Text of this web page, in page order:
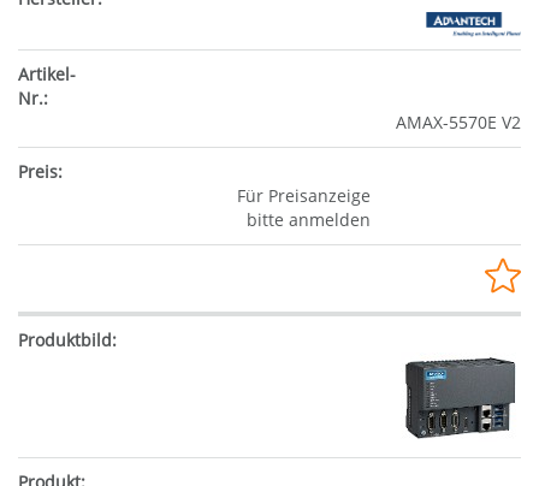
AMAX-5570E V2
Für Preisanzeige
bitte anmelden